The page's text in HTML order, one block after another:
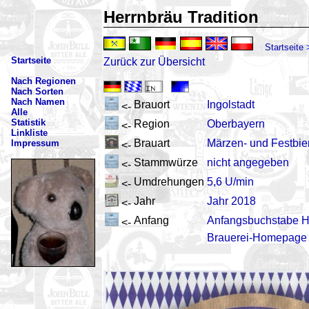
Herrnbräu Tradition
Startseite
Startseite
Nach Regionen
Nach Sorten
Nach Namen
Alle
Statistik
Linkliste
Impressum
Zurück zur Übersicht
<- Brauort
Ingolstadt
<- Region
Oberbayern
<- Brauart
Märzen- und
<- Stammwürze
nicht angegeben
<- Umdrehungen 5,6 U/min
<- Jahr
Jahr 2018
<- Anfang
Anfangsbuchstabe H
Brauerei-Homepage